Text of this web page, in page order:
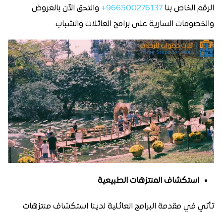
الرقم الخاص بنا 966500276137+
والتحق الآن بالعروض
والخصومات السارية على برامج العائلات والشباب.
استكشاف المنتزهات الطبيعية
تأتي في مقدمة البرامج العائلية لدينا استكشاف منتزهات